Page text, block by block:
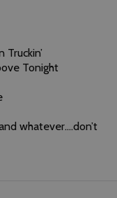
Truckin’
Tonight
whatever….don’t